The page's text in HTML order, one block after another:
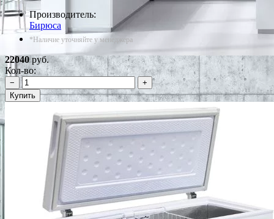
Производитель:
Бирюса
*Наличие уточняйте у менеджера
22040руб.
Кол-во:
−
+
Купить